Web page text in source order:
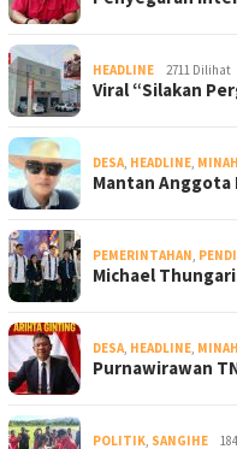
HEADLINE 2711 Dilihat
Viral “Silakan
DESA, HEADLINE,
Mantan Anggota
PEMERINTAHAN,
Michael
DESA, HEADLINE,
Purnawirawan
POLITIK, SANGIHE